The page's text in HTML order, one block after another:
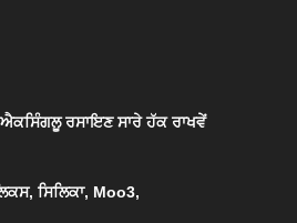
ਰਸਾਇਣ ਸਾਰੇ ਹੱਕ ਰਾਖਵੇਂ
,ਸਿਲਿਕਾ, Moo3,